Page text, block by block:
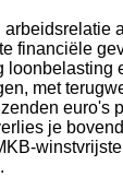
financiële
loonbelasting
met
euro's
je